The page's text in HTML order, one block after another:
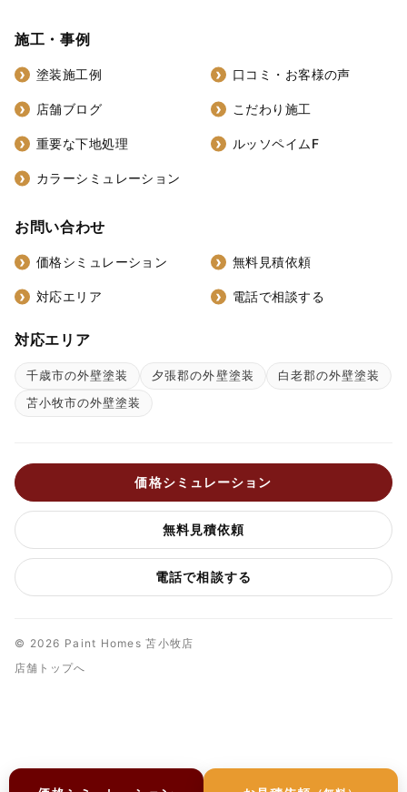
施工・事例
塗装施工例 口コミ・お客様の声
店舗ブログ こだわり施工
重要な下地処理 ルッソペイムF
カラーシミュレーション
お問い合わせ
価格シミュレーション 無料見積依頼
対応エリア 電話で相談する
対応エリア
千歳市の外壁塗装 夕張郡の外壁塗装
白老郡の外壁塗装
苫小牧市の外壁塗装
価格シミュレーション
無料見積依頼
電話で相談する
© 2026 Paint Homes 苫小牧店
店舗トップへ